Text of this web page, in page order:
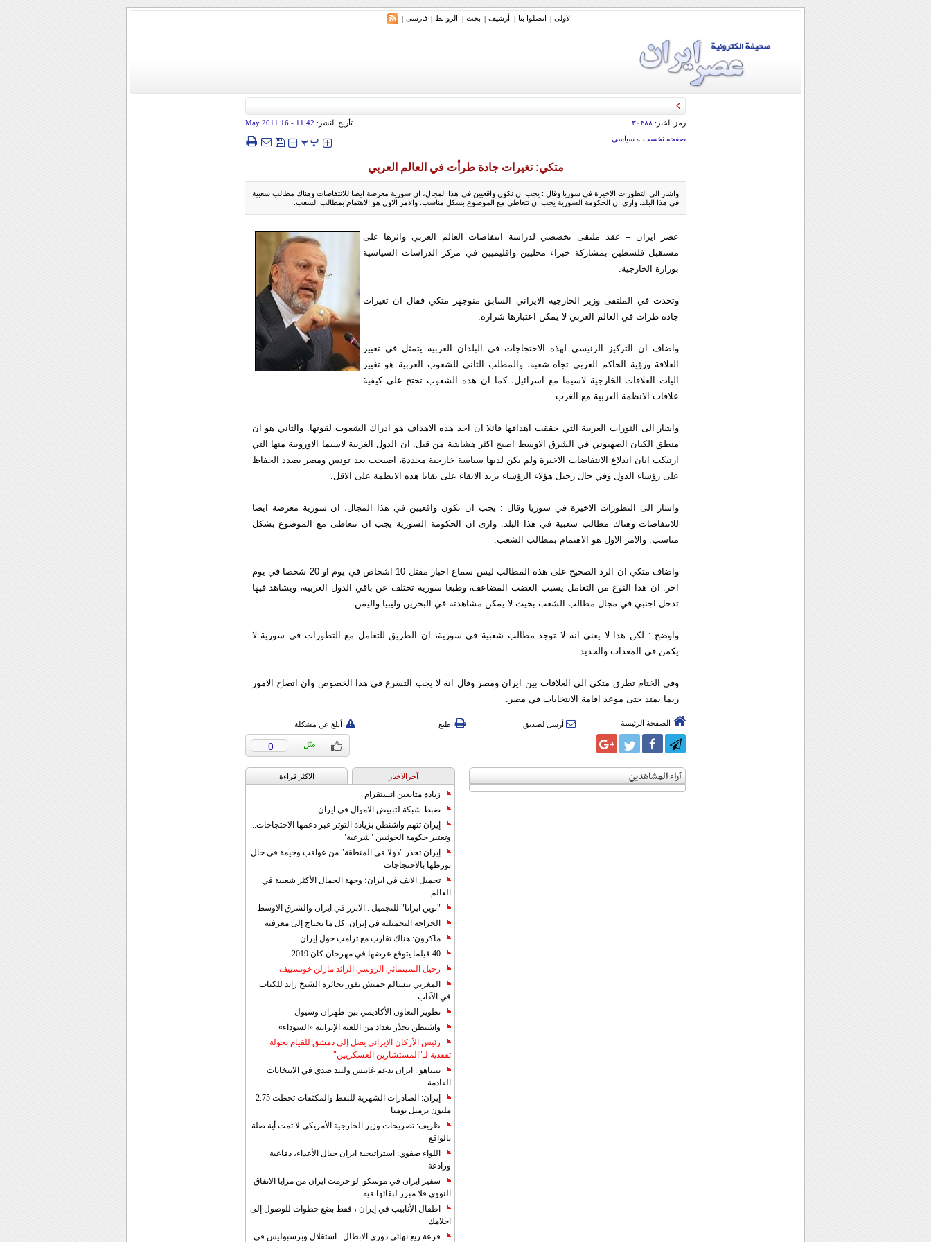
الاولی | اتصلوا بنا | أرشیف | بحث | الروابط | فارسی |
رمز الخبر: ۳۰۴۸۸ تأريخ النشر: 11:42
- 16 May 2011
صفحه نخست» سياسي ‍‍‍ پپ
متكي: تغيرات جادة طرأت في العالم العربي
واشار الى التطورات الاخيرة في سوريا وقال : يجب ان نكون واقعيين في هذا المجال، ان سورية معرضة ايضا للانتفاضات وهناك مطالب شعبية
في هذا البلد. وارى ان الحكومة السورية يجب ان تتعاطى مع الموضوع بشكل مناسب. والامر الاول هو الاهتمام بمطالب الشعب.
عصر ايران – عقد ملتقى تخصصي لدراسة انتفاضات العالم العربي واثرها على
مستقبل فلسطين بمشاركة خبراء محليين واقليميين في مركز الدراسات السياسية
بوزارة الخارجية.
وتحدث في الملتقى وزير الخارجية الايراني السابق منوجهر متكي فقال ان تغيرات
جادة طرات في العالم العربي لا يمكن اعتبارها شرارة.
واضاف ان التركيز الرئيسي لهذه الاحتجاجات في البلدان العربية يتمثل في تغيير
العلاقة ورؤية الحاكم العربي تجاه شعبه، والمطلب الثاني للشعوب العربية هو تغيير
اليات العلاقات الخارجية لاسيما مع اسرائيل، كما ان هذه الشعوب تحتج على كيفية
علاقات الانظمة العربية مع الغرب.
واشار الى الثورات العربية التي حققت اهدافها قائلا ان احد هذه الاهداف هو ادراك الشعوب لقوتها. والثاني هو ان
منطق الكيان الصهيوني في الشرق الاوسط اصبح اكثر هشاشة من قبل. ان الدول الغربية لاسيما الاوروبية منها التي
ارتبكت ابان اندلاع الانتفاضات الاخيرة ولم يكن لديها سياسة خارجية محددة، اصبحت بعد تونس ومصر بصدد الحفاظ
على رؤساء الدول وفي حال رحيل هؤلاء الرؤساء تريد الابقاء على بقايا هذه الانظمة على الاقل.
واشار الى التطورات الاخيرة في سوريا وقال : يجب ان نكون واقعيين في هذا المجال، ان سورية معرضة ايضا
للانتفاضات وهناك مطالب شعبية في هذا البلد. وارى ان الحكومة السورية يجب ان تتعاطى مع الموضوع بشكل
مناسب. والامر الاول هو الاهتمام بمطالب الشعب.
واضاف متكي ان الرد الصحيح على هذه المطالب ليس سماع اخبار مقتل 10 اشخاص في يوم او 20 شخصا في يوم
اخر. ان هذا النوع من التعامل يسبب الغضب المضاعف، وطبعا سورية تختلف عن باقي الدول العربية، ويشاهد فيها
تدخل اجنبي في مجال مطالب الشعب بحيث لا يمكن مشاهدته في البحرين وليبيا واليمن.
واوضح : لكن هذا لا يعني انه لا توجد مطالب شعبية في سورية، ان الطريق للتعامل مع التطورات في سورية لا
يكمن في المعدات والحديد.
وفي الختام تطرق متكي الى العلاقات بين ايران ومصر وقال انه لا يجب التسرع في هذا الخصوص وان اتضاح الامور
ربما يمتد حتى موعد اقامة الانتخابات في مصر.
الصفحة الرئيسة أرسل لصديق اطبع أبلغ عن مشكلة
0
آراء المشاهدين آخرالاخبار الاکثر قراءة
زيادة متابعين انستقرام
ضبط شبكة لتبييض الاموال في ايران
إيران تتهم واشنطن بزيادة التوتر عبر دعمها الاحتجاجات...
وتعتبر حكومة الحوثيين "شرعية"
إيران تحذر "دولا في المنطقة" من عواقب وخيمة في حال
تورطها بالاحتجاجات
تجميل الانف في ايران؛ وجهة الجمال الأكثر شعبية في
العالم
"نوين ايرانا" للتجميل ..الابرز في ايران والشرق الاوسط
الجراحة التجميلية في إيران: كل ما تحتاج إلى معرفته
ماكرون: هناك تقارب مع ترامب حول إيران
40 فيلما يتوقع عرضها في مهرجان كان 2019
رحيل السينمائي الروسي الرائد مارلن خوتسييف
المغربي بنسالم حميش يفوز بجائزة الشيخ زايد للكتاب
في الآداب
تطوير التعاون الأكاديمي بين طهران وسيول
واشنطن تحذّر بغداد من اللعبة الإيرانية «السوداء»
رئيس الأركان الإيراني يصل إلى دمشق للقيام بجولة
تفقدية لـ"المستشارين العسكريين"
نتنياهو : ايران تدعم غانتس ولبيد ضدي في الانتخابات
القادمة
إيران: الصادرات الشهریة للنفط والمكثفات تخطت 2.75
مليون برميل يوميا
ظريف: تصريحات وزير الخارجية الأمريكي لا تمت أية صلة
بالواقع
اللواء صفوي: استراتيجية ايران حيال الأعداء، دفاعية
ورادعة
سفير ايران في موسكو: لو حرمت ايران من مزايا الاتفاق
النووي فلا مبرر لبقائها فيه
اطفال الأنابيب في إيران ، فقط بضع خطوات للوصول إلى
احلامك
قرعة ربع نهائي دوري الابطال.. استقلال وبرسبوليس في